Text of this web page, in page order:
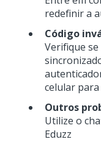
redefinir a
Código
Verifique
celular
Outros
Utilize o
Eduzz